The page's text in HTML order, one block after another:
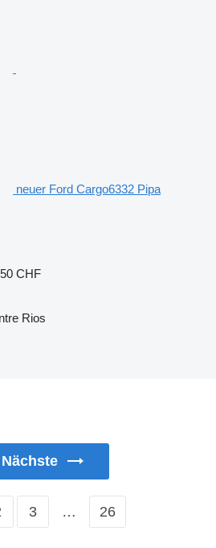
neuer Ford Cargo6332 Pipa
CHF
Rios
Nächste
3 … 26